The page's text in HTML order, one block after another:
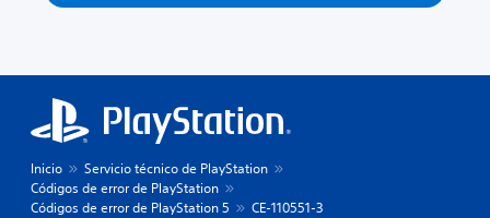
Inicio
Servicio técnico de PlayStation
Códigos de error de PlayStation
Códigos de error de PlayStation 5
CE-110551-3